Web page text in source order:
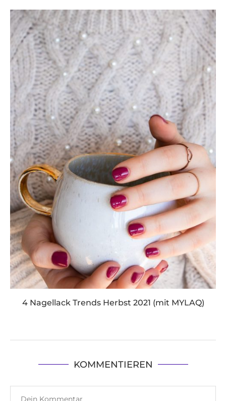
4 Nagellack Trends Herbst 2021 (mit MYLAQ)
KOMMENTIEREN